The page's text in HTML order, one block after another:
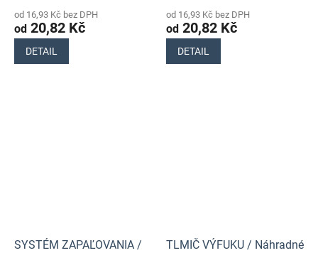
od 16,93 Kč bez DPH
od 20,82 Kč
DETAIL
od 16,93 Kč bez DPH
od 20,82 Kč
DETAIL
SYSTÉM ZAPAĽOVANIA /
TLMIČ VÝFUKU / Náhradné